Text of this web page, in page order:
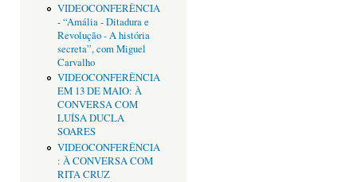
VIDEOCONFERÊNCIA
- “Amália - Ditadura e
Revolução - A história
secreta”, com Miguel
Carvalho
VIDEOCONFERÊNCIA
EM 13 DE MAIO: À
CONVERSA COM
LUÍSA DUCLA
SOARES
VIDEOCONFERÊNCIA
: À CONVERSA COM
RITA CRUZ